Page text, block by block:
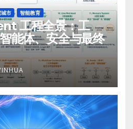
市 智能教育
工程全景：工
能体、安全与最终